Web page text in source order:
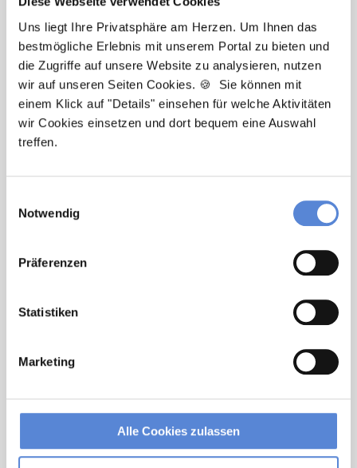
Uns liegt Ihre Privatsphäre am Herzen. Um Ihnen das
bestmögliche Erlebnis mit unserem Portal zu bieten und
die Zugriffe auf unsere Website zu analysieren, nutzen
wir auf unseren Seiten Cookies. 🍪 Sie können mit
einem Klick auf "Details" einsehen für welche Aktivitäten
wir Cookies einsetzen und dort bequem eine Auswahl
treffen.
Notwendig
Präferenzen
Statistiken
Marketing
Alle Cookies zulassen
Laura Holstein
Ansprechpartnerin
Ich unterstütze Sie bei der Stellensuche nach einem
ich Ihnen gerne zur Verfügung.
Jetzt zur kostenlosen Stellenanfrage
Kontakt
Fax: +49 (0) 521 / 911 730 31